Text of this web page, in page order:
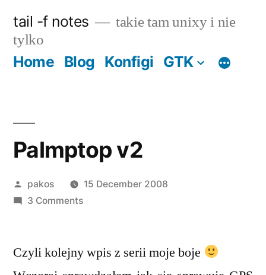
content
tail -f notes
takie tam unixy i nie
tylko
Home Blog Konfigi GTK
Palmptop v2
Posted
by
pakos
15 December 2008
3 Commentson
Czyli kolejny wpis z serii moje boje